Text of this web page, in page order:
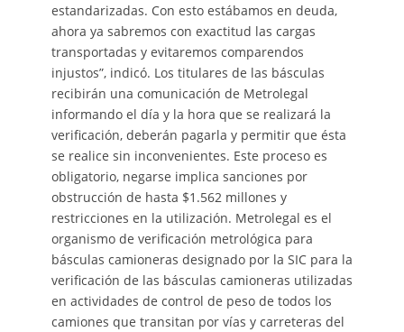
estandarizadas. Con esto estábamos en deuda,
ahora ya sabremos con exactitud las cargas
transportadas y evitaremos comparendos
injustos”, indicó. Los titulares de las básculas
recibirán una comunicación de Metrolegal
informando el día y la hora que se realizará la
verificación, deberán pagarla y permitir que ésta
se realice sin inconvenientes. Este proceso es
obligatorio, negarse implica sanciones por
obstrucción de hasta $1.562 millones y
restricciones en la utilización. Metrolegal es el
organismo de verificación metrológica para
básculas camioneras designado por la SIC para la
verificación de las básculas camioneras utilizadas
en actividades de control de peso de todos los
camiones que transitan por vías y carreteras del